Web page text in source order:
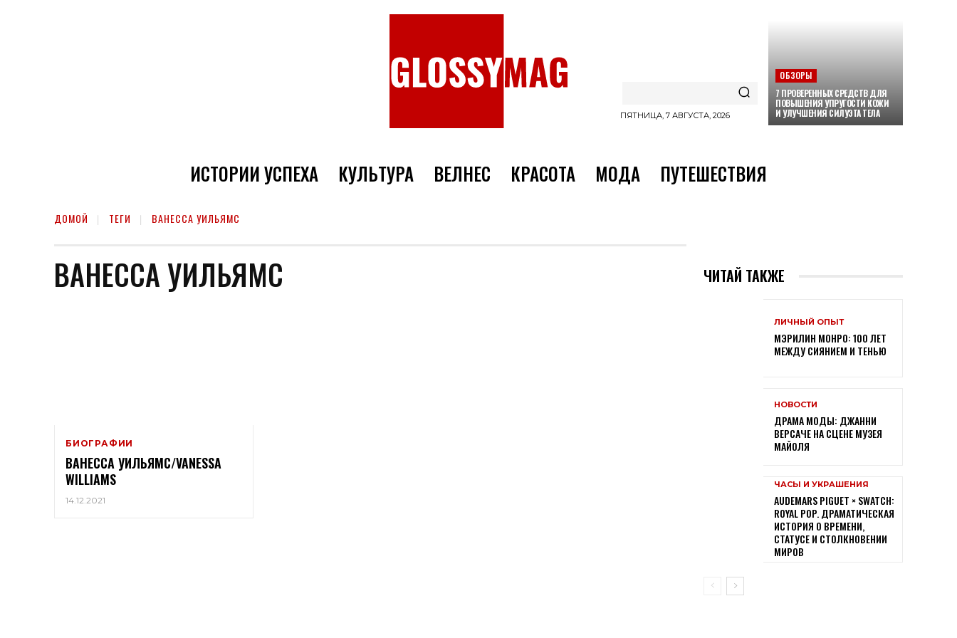
ПЯТНИЦА, 7 АВГУСТА, 2026
ОБЗОРЫ
7 ПРОВЕРЕННЫХ СРЕДСТВ ДЛЯ
ПОВЫШЕНИЯ УПРУГОСТИ КОЖИ
И УЛУЧШЕНИЯ СИЛУЭТА ТЕЛА
ИСТОРИИ УСПЕХА КУЛЬТУРА ВЕЛНЕС КРАСОТА МОДА ПУТЕШЕСТВИЯ
ДОМОЙ ТЕГИ ВАНЕССА УИЛЬЯМС
ВАНЕССА УИЛЬЯМС
БИОГРАФИИ
ВАНЕССА УИЛЬЯМС/VANESSA
WILLIAMS
14.12.2021
ЧИТАЙ ТАКЖЕ
ЛИЧНЫЙ ОПЫТ
МЭРИЛИН МОНРО: 100 ЛЕТ
МЕЖДУ СИЯНИЕМ И ТЕНЬЮ
НОВОСТИ
ДРАМА МОДЫ: ДЖАННИ
ВЕРСАЧЕ НА СЦЕНЕ МУЗЕЯ
МАЙОЛЯ
ЧАСЫ И УКРАШЕНИЯ
AUDEMARS PIGUET × SWATCH:
ROYAL POP. ДРАМАТИЧЕСКАЯ
ИСТОРИЯ О ВРЕМЕНИ,
СТАТУСЕ И СТОЛКНОВЕНИИ
МИРОВ